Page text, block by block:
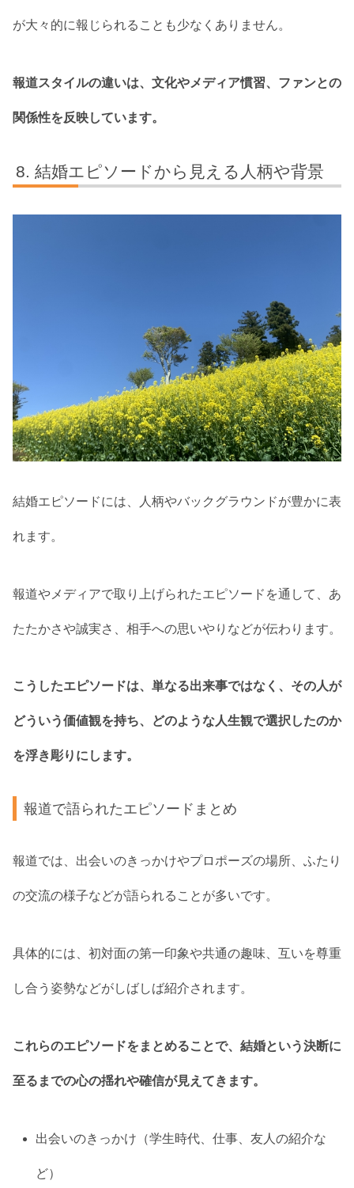
が大々的に報じられることも少なくありません。
報道スタイルの違いは、文化やメディア慣習、ファンとの
関係性を反映しています。
結婚エピソードから見える人柄や背景
結婚エピソードには、人柄やバックグラウンドが豊かに表
れます。
報道やメディアで取り上げられたエピソードを通して、あ
たたかさや誠実さ、相手への思いやりなどが伝わります。
こうしたエピソードは、単なる出来事ではなく、その人が
どういう価値観を持ち、どのような人生観で選択したのか
を浮き彫りにします。
報道で語られたエピソードまとめ
報道では、出会いのきっかけやプロポーズの場所、ふたり
の交流の様子などが語られることが多いです。
具体的には、初対面の第一印象や共通の趣味、互いを尊重
し合う姿勢などがしばしば紹介されます。
これらのエピソードをまとめることで、結婚という決断に
至るまでの心の揺れや確信が見えてきます。
出会いのきっかけ（学生時代、仕事、友人の紹介な
ど）